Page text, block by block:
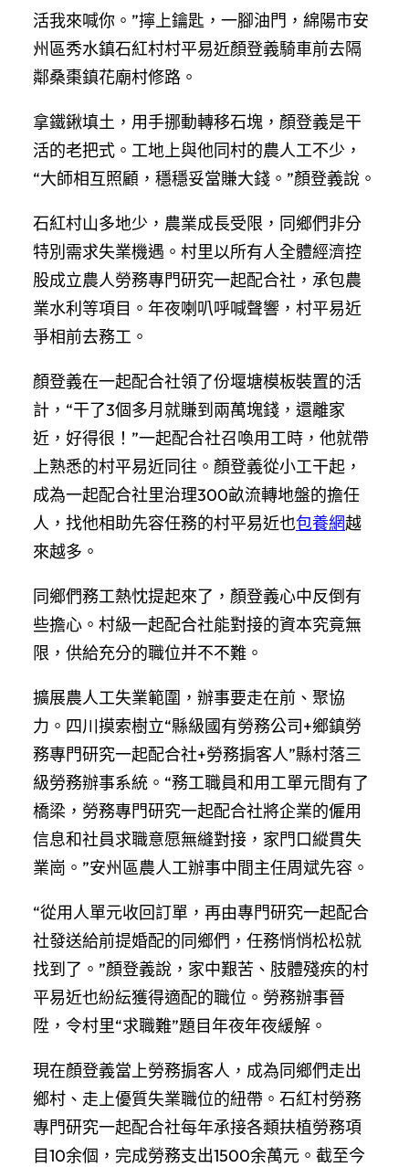
活我來喊你。”擰上鑰匙，一腳油門，綿陽市安
州區秀水鎮石紅村村平易近顏登義騎車前去隔
鄰桑棗鎮花廟村修路。
拿鐵鍬填土，用手挪動轉移石塊，顏登義是干
活的老把式。工地上與他同村的農人工不少，
“大師相互照顧，穩穩妥當賺大錢。”顏登義說。
石紅村山多地少，農業成長受限，同鄉們非分
特別需求失業機遇。村里以所有人全體經濟控
股成立農人勞務專門研究一起配合社，承包農
業水利等項目。年夜喇叭呼喊聲響，村平易近
爭相前去務工。
顏登義在一起配合社領了份堰塘模板裝置的活
計，“干了3個多月就賺到兩萬塊錢，還離家
近，好得很！”一起配合社召喚用工時，他就帶
上熟悉的村平易近同往。顏登義從小工干起，
成為一起配合社里治理300畝流轉地盤的擔任
人，找他相助先容任務的村平易近也包養網越
來越多。
同鄉們務工熱忱提起來了，顏登義心中反倒有
些擔心。村級一起配合社能對接的資本究竟無
限，供給充分的職位并不不難。
擴展農人工失業範圍，辦事要走在前、聚協
力。四川摸索樹立“縣級國有勞務公司+鄉鎮勞
務專門研究一起配合社+勞務掮客人”縣村落三
級勞務辦事系統。“務工職員和用工單元間有了
橋梁，勞務專門研究一起配合社將企業的僱用
信息和社員求職意愿無縫對接，家門口縱貫失
業崗。”安州區農人工辦事中間主任周斌先容。
“從用人單元收回訂單，再由專門研究一起配合
社發送給前提婚配的同鄉們，任務悄悄松松就
找到了。”顏登義說，家中艱苦、肢體殘疾的村
平易近也紛紜獲得適配的職位。勞務辦事晉
陞，令村里“求職難”題目年夜年夜緩解。
現在顏登義當上勞務掮客人，成為同鄉們走出
鄉村、走上優質失業職位的紐帶。石紅村勞務
專門研究一起配合社每年承接各類扶植勞務項
目10余個，完成勞務支出1500余萬元。截至今